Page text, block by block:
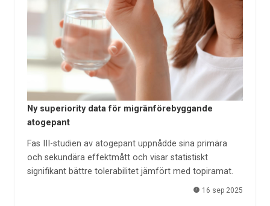
Ny superiority data för migränförebyggande
atogepant
Fas III-studien av atogepant uppnådde sina primära
och sekundära effektmått och visar statistiskt
signifikant bättre tolerabilitet jämfört med topiramat.
16 sep 2025